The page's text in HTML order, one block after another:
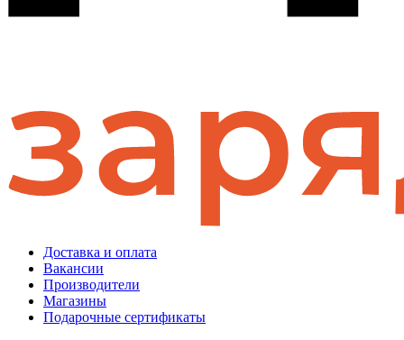
Доставка и оплата
Вакансии
Производители
Магазины
Подарочные сертификаты